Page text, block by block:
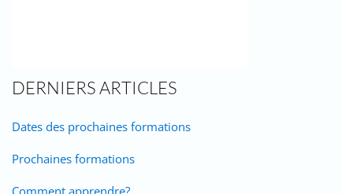
DERNIERS ARTICLES
Dates des prochaines formations
Prochaines formations
Comment apprendre?